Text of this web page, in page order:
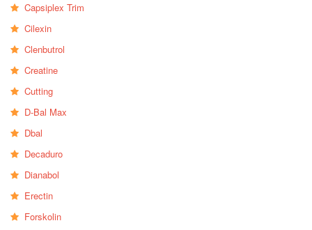
Capsiplex Trim
Cilexin
Clenbutrol
Creatine
Cutting
D-Bal Max
Dbal
Decaduro
Dianabol
Erectin
Forskolin